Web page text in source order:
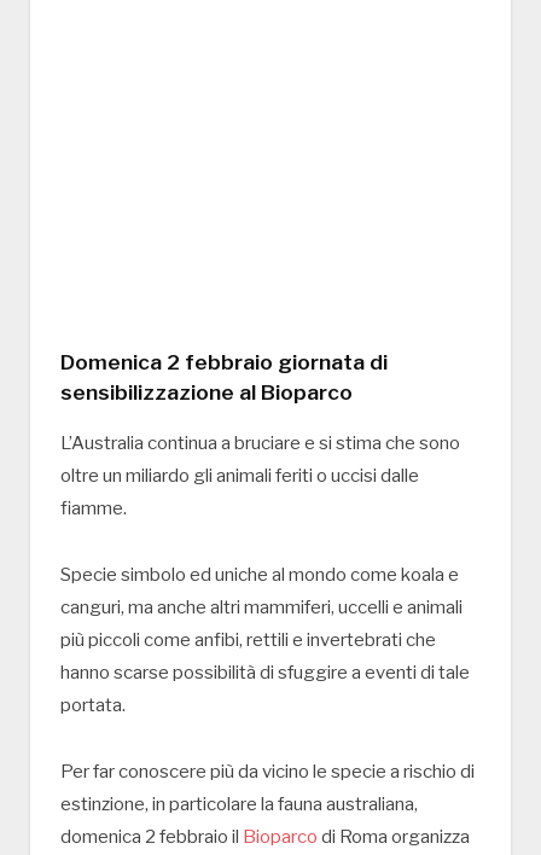
Domenica 2 febbraio giornata di
sensibilizzazione al Bioparco
L’Australia continua a bruciare e si stima che sono
oltre un miliardo gli animali feriti o uccisi dalle
fiamme.
Specie simbolo ed uniche al mondo come koala e
canguri, ma anche altri mammiferi, uccelli e animali
più piccoli come anfibi, rettili e invertebrati che
hanno scarse possibilità di sfuggire a eventi di tale
portata.
Per far conoscere più da vicino le specie a rischio di
estinzione, in particolare la fauna australiana,
domenica 2 febbraio il Bioparco di Roma organizza